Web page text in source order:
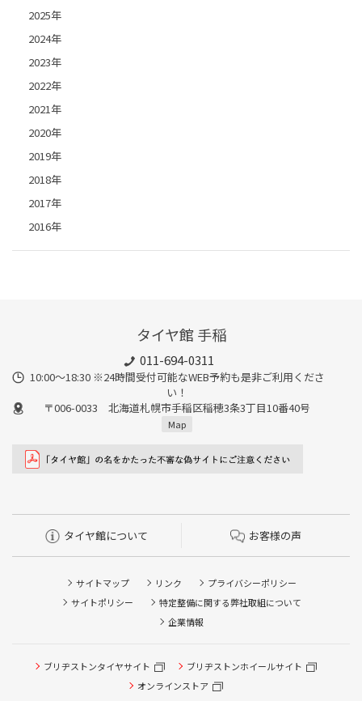
2025年
2024年
2023年
2022年
2021年
2020年
2019年
2018年
2017年
2016年
タイヤ館 手稲
011-694-0311
10:00～18:30 ※24時間受付可能なWEB予約も是非ご利用くださ
い！
〒006-0033 北海道札幌市手稲区稲穂3条3丁目10番40号
Map
タイヤ館について お客様の声
サイトマップ リンク
プライバシーポリシー
サイトポリシー
特定整備に関する弊社取組について
企業情報
ブリヂストンタイヤサイト
ブリヂストンホイールサイト
オンラインストア
タイヤ点検・安全点検/タイヤ履き替え/オイル交換/その他
ピット作業の予約